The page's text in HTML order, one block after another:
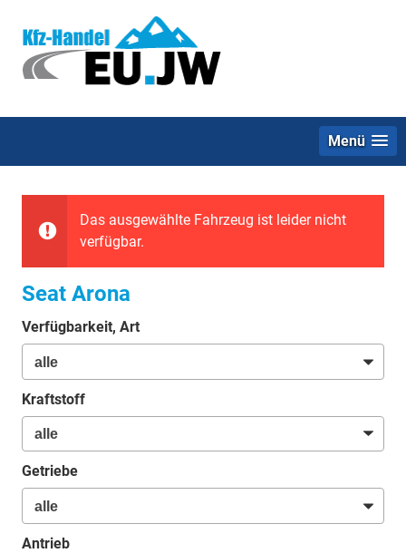
Menü
Das ausgewählte Fahrzeug ist leider nicht
verfügbar.
Seat Arona
Verfügbarkeit, Art
Kraftstoff
Getriebe
Antrieb